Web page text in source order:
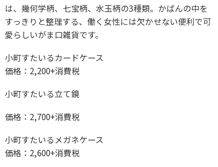
は、幾何学柄、七宝柄、水玉柄の3種類。かばんの中を
すっきりと整理する、働く女性には欠かせない便利で可
愛らしいがま口雑貨です。
小町すたいるカードケース
価格：2,200+消費税
小町すたいる立て鏡
価格：2,700+消費税
小町すたいるメガネケース
価格：2,600+消費税